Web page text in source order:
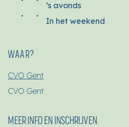
’s avonds
In het weekend
WAAR?
CVO Gent
CVO Gent
MEER INFO EN INSCHRIJVEN